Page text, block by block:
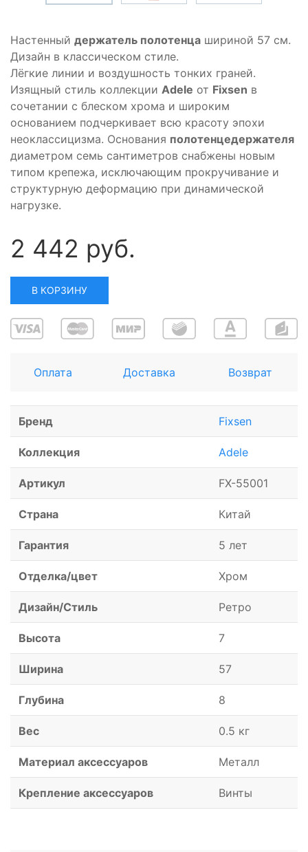
Настенный держатель полотенца шириной 57 см.
Дизайн в классическом стиле.
Лёгкие линии и воздушность тонких граней.
Изящный стиль коллекции Adele от Fixsen в
сочетании с блеском хрома и широким
основанием подчеркивает всю красоту эпохи
неоклассицизма. Основания полотенцедержателя
диаметром семь сантиметров снабжены новым
типом крепежа, исключающим прокручивание и
структурную деформацию при динамической
нагрузке.
2 442 руб.
В КОРЗИНУ
Оплата Доставка Возврат
Бренд Fixsen
Коллекция Adele
Артикул FX-55001
Страна Китай
Гарантия 5 лет
Отделка/цвет Хром
Дизайн/Стиль Ретро
Высота 7
Ширина 57
Глубина 8
Вес 0.5 кг
Материал аксессуаров Металл
Крепление аксессуаров Винты